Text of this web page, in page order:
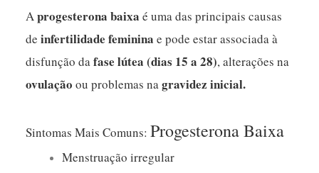
Aprogesterona baixa é uma das principais causas
deinfertilidade feminina e pode estar associada à
disfunção dafase lútea (dias 15 a 28), alterações na
ovulação ou problemas na gravidez inicial.
Sintomas Mais Comuns:Progesterona Baixa
Menstruação irregular